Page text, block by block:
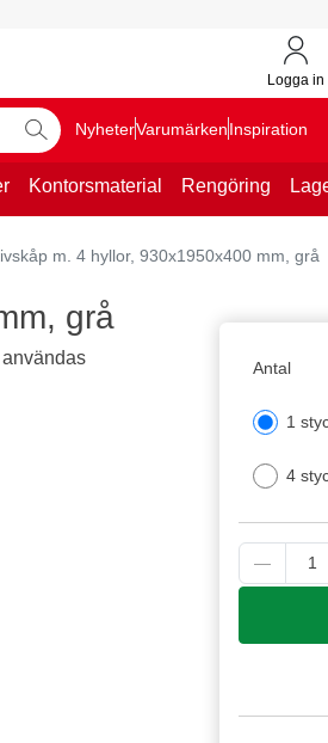
Logga in
NyheterVarumärkenInspiration
Kontorsmaterial Rengöring
m. 4 hyllor, 930x1950x400 mm, grå
Antal
1
4
grå